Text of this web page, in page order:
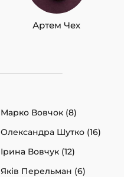
Артем Чех
Марко Вовчок (8)
Олександра Шутко (16)
Ірина Вовчук (12)
Яків Перельман (6)